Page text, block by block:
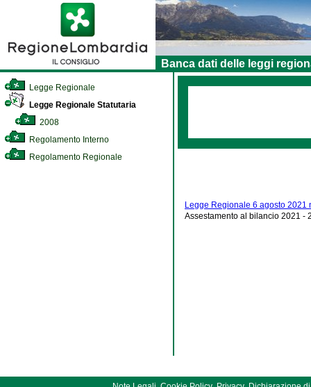
Banca dati delle leggi
Legge Regionale
Legge Regionale Statutaria
2008
Regolamento Interno
Regolamento Regionale
Legge Regionale 6 agosto 2021
Assestamento al bilancio 2021 -